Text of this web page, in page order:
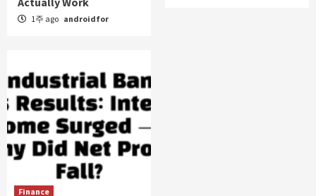
1주 ago androidfor
Finance